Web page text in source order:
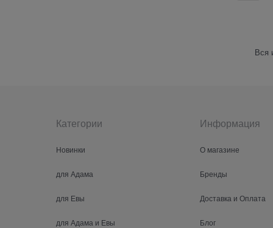
Вся
Категории
Новинки
для Адама
для Евы
для Адама и Евы
Информация
О магазине
Бренды
Доставка и Оплата
Блог